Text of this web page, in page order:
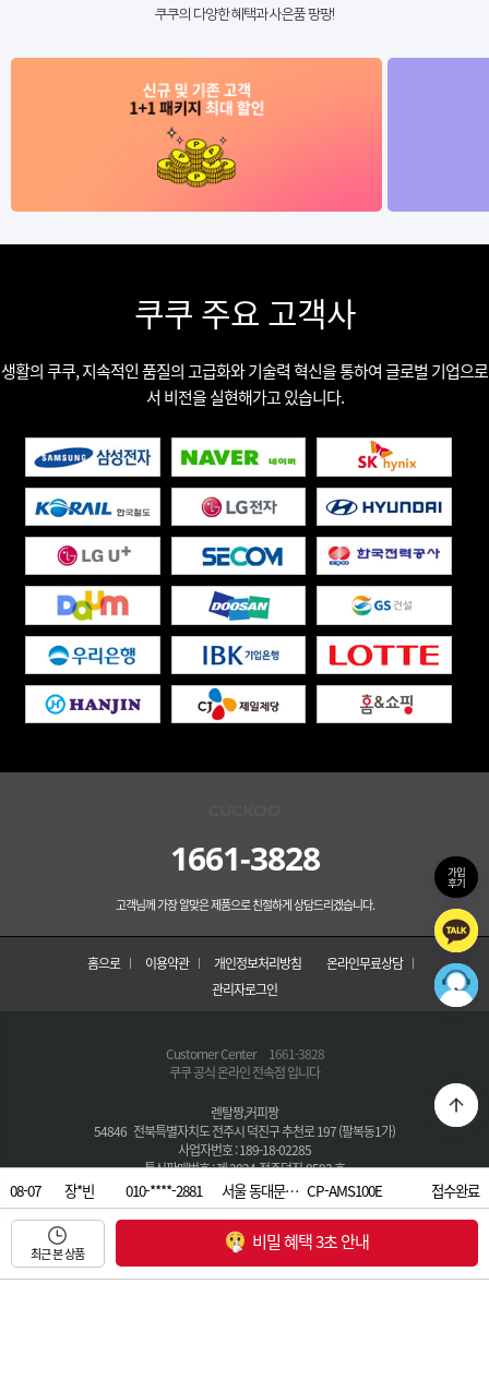
08-07 안*준 010-****-4988 경북 청도군… CP-AE502HW
접수완료
08-07
문*해 010-****-7028 대구 달서구… CP-TS100
접수완료
08-07
손*원 경기 용인시… CP-F603SW
쿠쿠의 다양한 혜택과 사은품 팡팡!
쿠쿠 주요 고객사
생활의 쿠쿠, 지속적인 품질의 고급화와 기술력 혁신을 통하여 글로벌 기업으로
서 비전을 실현해가고 있습니다.
1661-3828
고객님께 가장 알맞은 제품으로 친절하게 상담드리겠습니다.
홈으로 이용약관 개인정보처리방침
온라인무료상담
관리자로그인
Customer Center
1661-3828
쿠쿠 공식 온라인 전속점 입니다
렌탈짱,커피짱
54846 전북특별자치도 전주시 덕진구 추천로 197 (팔복동1가)
사업자번호 : 189-18-02285
통신판매번호 : 제 2024-전주덕진-0593 호
대표자 : 조점화
대표번호 :1661-3828
E-MAIL : morce@nate.com
FAX : 063-282-2547
COPYRIGHT © 렌탈짱,커피짱 All Right Reserved.
최근 본 상품
비밀 혜택 3초 안내
가입
후기